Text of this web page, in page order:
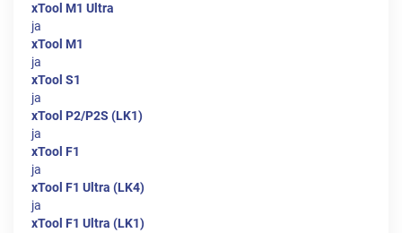
xTool M1 Ultra
ja
xTool M1
ja
xTool S1
ja
xTool P2/P2S (LK1)
ja
xTool F1
ja
xTool F1 Ultra (LK4)
ja
xTool F1 Ultra (LK1)